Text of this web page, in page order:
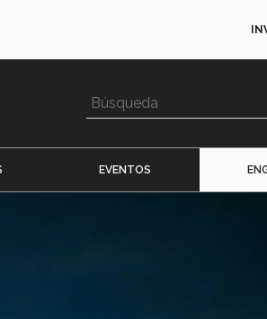
EVENTOS